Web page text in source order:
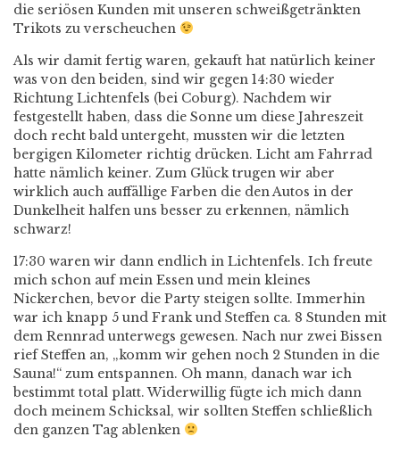
die seriösen Kunden mit unseren schweißgetränkten
Trikots zu verscheuchen
Als wir damit fertig waren, gekauft hat natürlich keiner
was von den beiden, sind wir gegen 14:30 wieder
Richtung Lichtenfels (bei Coburg). Nachdem wir
festgestellt haben, dass die Sonne um diese Jahreszeit
doch recht bald untergeht, mussten wir die letzten
bergigen Kilometer richtig drücken. Licht am Fahrrad
hatte nämlich keiner. Zum Glück trugen wir aber
wirklich auch auffällige Farben die den Autos in der
Dunkelheit halfen uns besser zu erkennen, nämlich
schwarz!
17:30 waren wir dann endlich in Lichtenfels. Ich freute
mich schon auf mein Essen und mein kleines
Nickerchen, bevor die Party steigen sollte. Immerhin
war ich knapp 5 und Frank und Steffen ca. 8 Stunden mit
dem Rennrad unterwegs gewesen. Nach nur zwei Bissen
rief Steffen an, „komm wir gehen noch 2 Stunden in die
Sauna!“ zum entspannen. Oh mann, danach war ich
bestimmt total platt. Widerwillig fügte ich mich dann
doch meinem Schicksal, wir sollten Steffen schließlich
den ganzen Tag ablenken